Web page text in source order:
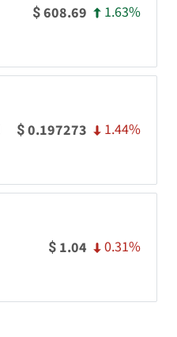
$608.69 1.63%
$0.197273 1.44%
$ 1.04 0.31%